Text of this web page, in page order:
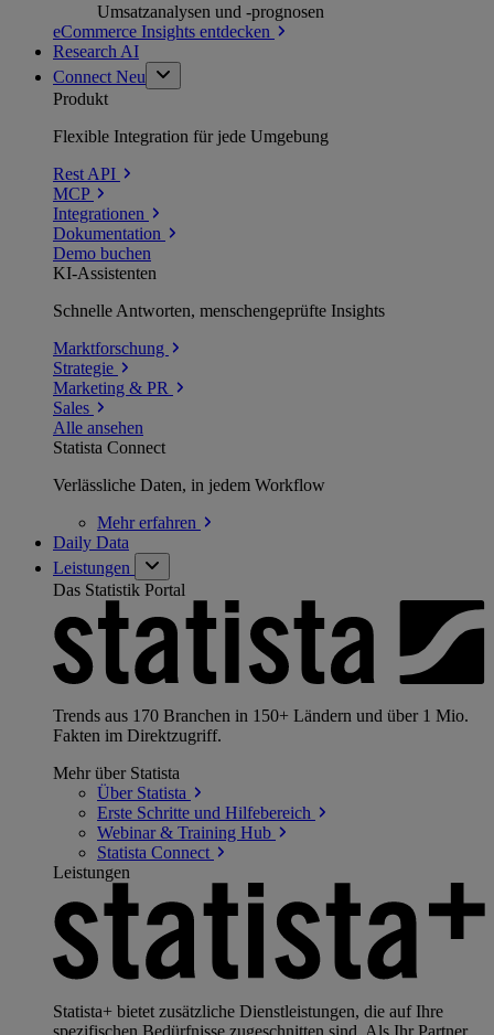
Umsatzanalysen und -prognosen
eCommerce Insights entdecken
Research AI
Connect Neu
Produkt
Flexible Integration für jede Umgebung
Rest API
MCP
Integrationen
Dokumentation
Demo buchen
KI-Assistenten
Schnelle Antworten, menschengeprüfte Insights
Marktforschung
Strategie
Marketing & PR
Sales
Alle ansehen
Statista Connect
Verlässliche Daten, in jedem Workflow
Mehrerfahren
Daily Data
Leistungen
Das Statistik Portal
Trends aus 170 Branchen in 150+ Ländern und über 1 Mio.
Fakten im Direktzugriff.
Mehr über Statista
Über Statista
Erste Schritte und Hilfebereich
Webinar & Training Hub
Statista Connect
Leistungen
Statista+ bietet zusätzliche Dienstleistungen, die auf Ihre
spezifischen Bedürfnisse zugeschnitten sind. Als Ihr Partner